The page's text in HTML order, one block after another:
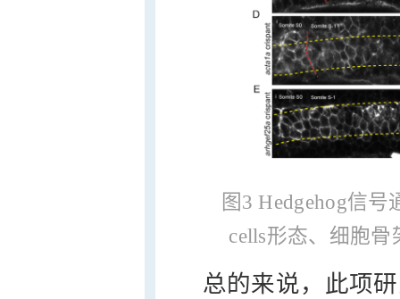
图3 Hedgehog信
cells形态、细胞
总的来说，此项